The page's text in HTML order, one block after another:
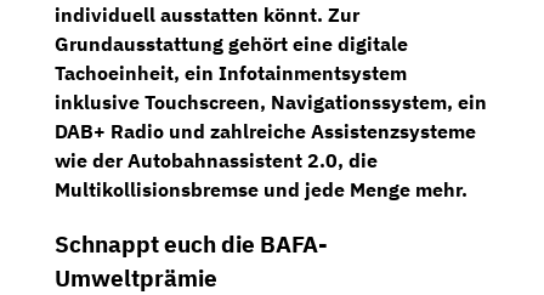
individuell ausstatten könnt. Zur
Grundausstattung gehört eine digitale
Tachoeinheit, ein Infotainmentsystem
inklusive Touchscreen, Navigationssystem, ein
DAB+ Radio und zahlreiche Assistenzsysteme
wie derAutobahnassistent 2.0, die
Multikollisionsbremse und jede Menge mehr.
Schnappt euch die BAFA-
Umweltprämie